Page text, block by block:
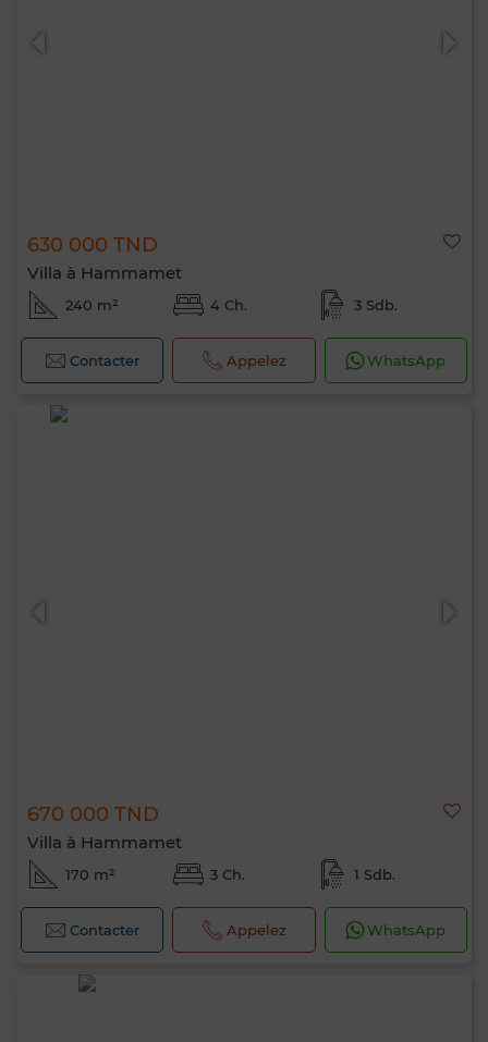
630 000 TND
Villa à Hammamet
240 m² 4 Ch. 3 Sdb.
Contacter Appelez WhatsApp
670 000 TND
Villa à Hammamet
170 m² 3 Ch. 1 Sdb.
Contacter Appelez WhatsApp